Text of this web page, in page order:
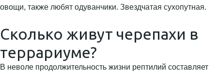
овощи, также любят одуванчики. Звездчатая сухопутная.
Сколько живут черепахи в
террариуме?
В неволе продолжительность жизни рептилий составляет